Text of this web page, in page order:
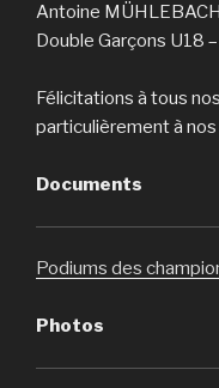
Antoine MÜHLEBACH
Double Garçons U18
Félicitations à tous
particulièrement à
Documents
Podiums des
Photos